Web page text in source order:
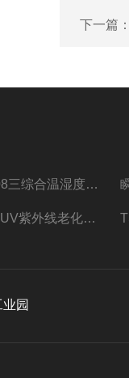
下一篇
THV-408三综合温湿度振动试验箱
UV-230UV紫外线老化试验箱
园